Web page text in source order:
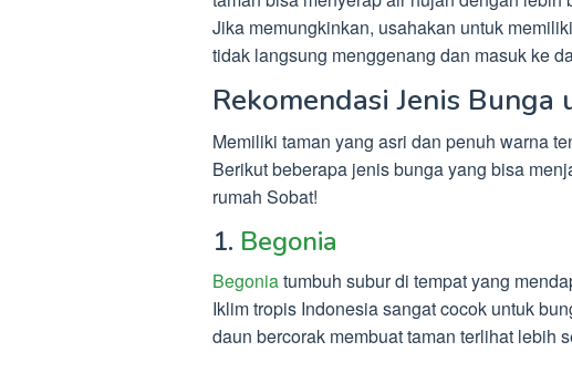
Jika memungkinkan, usahakan untuk
tidak langsung menggenang dan masuk ke
Rekomendasi Jenis Bunga
Memiliki taman yang asri dan penuh warna
Berikut beberapa jenis bunga yang bisa
rumah Sobat!
1. Begonia
Begoniatumbuh subur di tempat yang
Iklim tropis Indonesia sangat cocok untuk
daun bercorak membuat taman terlihat lebih